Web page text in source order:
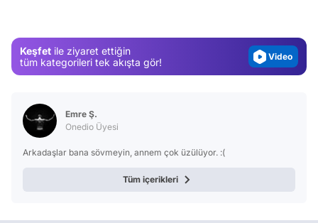
Keşfet ile ziyaret ettiğin
tüm kategorileri tek akışta gör!
Video
Emre Ş.
Onedio Üyesi
Arkadaşlar bana sövmeyin, annem çok üzülüyor. :(
Tüm içerikleri